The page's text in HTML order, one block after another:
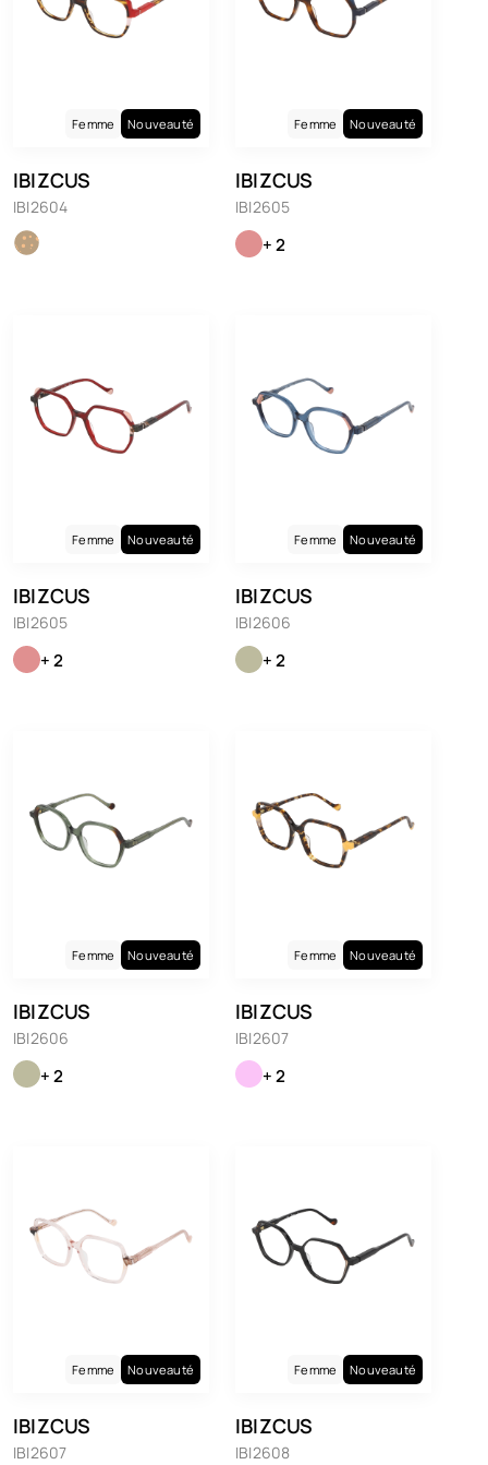
Femme Nouveauté
IBIZCUS
IBI2604
Femme Nouveauté
IBIZCUS
IBI2605
+ 2
Femme Nouveauté
IBIZCUS
IBI2605
+ 2
Femme Nouveauté
IBIZCUS
IBI2606
+ 2
Femme Nouveauté
IBIZCUS
IBI2606
+ 2
Femme Nouveauté
IBIZCUS
IBI2607
+ 2
Femme Nouveauté
IBIZCUS
IBI2607
Femme Nouveauté
IBIZCUS
IBI2608